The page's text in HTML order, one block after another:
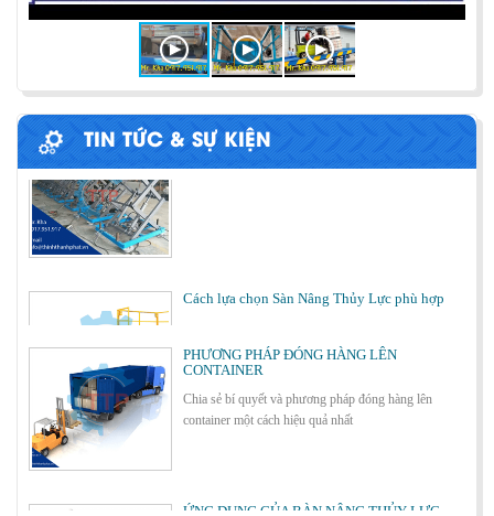
TIN TỨC & SỰ KIỆN
BÀN NÂNG THỦY LỰC MINI
Bơm thủy lực Dock leveler
CONTAINER
Chia sẻ bí quyết và phương pháp đóng hàng lên
container một cách hiệu quả nhất